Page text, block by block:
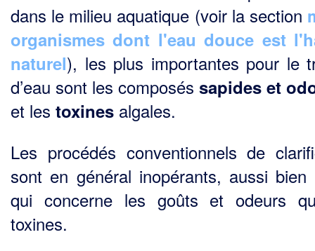
dans le milieu aquatique (voir la section
organismes dont l'eau douce est
naturel), les plus importantes pour le
d’eau sont les composés sapides et
et les toxines algales.
Les procédés conventionnels de
sont en général inopérants, aussi
qui concerne les goûts et odeurs
toxines.